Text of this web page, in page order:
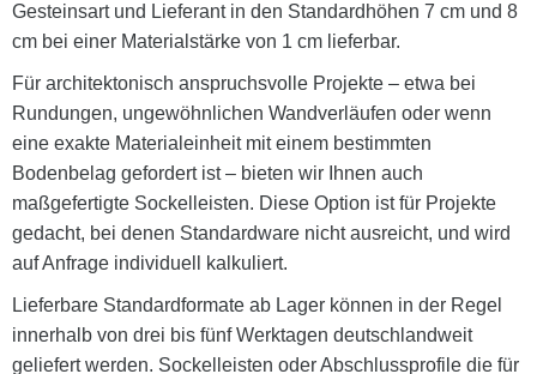
Gesteinsart und Lieferant in den Standardhöhen 7 cm und 8
cm bei einer Materialstärke von 1 cm lieferbar.
Für architektonisch anspruchsvolle Projekte – etwa bei
Rundungen, ungewöhnlichen Wandverläufen oder wenn
eine exakte Materialeinheit mit einem bestimmten
Bodenbelag gefordert ist – bieten wir Ihnen auch
maßgefertigte Sockelleisten. Diese Option ist für Projekte
gedacht, bei denen Standardware nicht ausreicht, und wird
auf Anfrage individuell kalkuliert.
Lieferbare Standardformate ab Lager können in der Regel
innerhalb von drei bis fünf Werktagen deutschlandweit
geliefert werden. Sockelleisten oder Abschlussprofile die für